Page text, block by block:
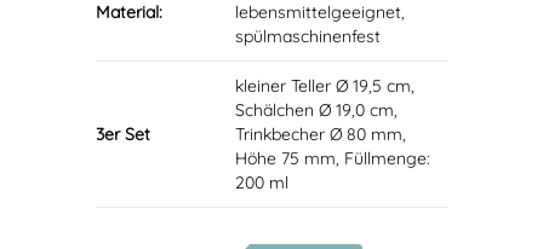
Material:
lebensmittelgeeignet,
spülmaschinenfest
3er Set
kleiner Teller Ø 19,5 cm,
Schälchen Ø 19,0 cm,
Trinkbecher Ø 80 mm,
Höhe 75 mm, Füllmenge:
200 ml